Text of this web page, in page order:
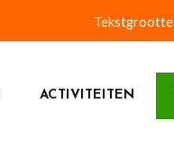
Tekstgrootte
ACTIVITEITEN